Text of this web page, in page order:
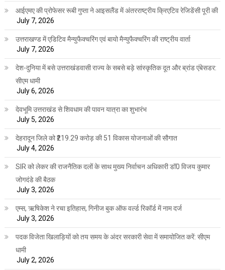
आईएमए की प्रोफेसर रूबी गुप्ता ने आइसलैंड में अंतरराष्ट्रीय क्रिएटिव रेजिडेंसी पूरी की
July 7, 2026
उत्तराखण्ड में एडिटिव मैन्युफैक्चरिंग एवं बायो मैन्युफैक्चरिंग की राष्ट्रीय वार्ता
July 7, 2026
देश-दुनिया में बसे उत्तराखंडवासी राज्य के सबसे बड़े सांस्कृतिक दूत और ब्रांड एंबेसडर:
सीएम धामी
July 6, 2026
देवभूमि उत्तराखंड से शिवधाम की पावन यात्रा का शुभारंभ
July 5, 2026
देहरादून जिले को ₹219.29 करोड़ की 51 विकास योजनाओं की सौगात
July 4, 2026
SIR को लेकर की राजनैतिक दलों के साथ मुख्य निर्वाचन अधिकारी डॉ0 विजय कुमार
जोगदंडे की बैठक
July 3, 2026
एम्स, ऋषिकेश ने रचा इतिहास, गिनीज बुक ऑफ वर्ल्ड रिकॉर्ड में नाम दर्ज
July 3, 2026
पदक विजेता खिलाड़ियों को तय समय के अंदर सरकारी सेवा में समायोजित करें: सीएम
धामी
July 2, 2026